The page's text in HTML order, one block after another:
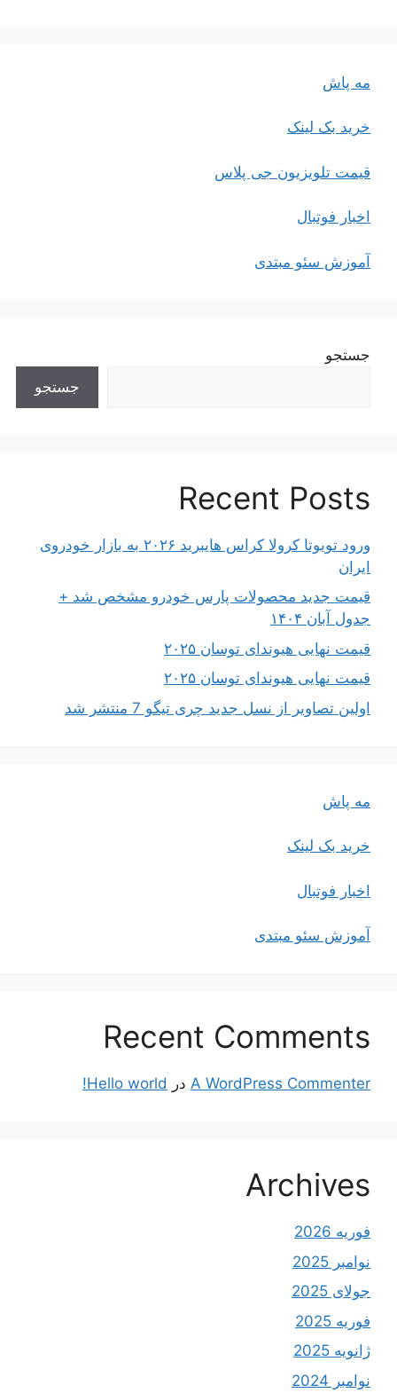
مه پاش
خرید بک لینک
قیمت تلویزیون جی پلاس
اخبار فوتبال
آموزش سئو مبتدی
جستجو
جستجو
Recent Posts
ورود تویوتا کرولا کراس هایبرید ۲۰۲۶ به بازار خودروی
ایران
قیمت جدید محصولات پارس خودرو مشخص شد +
جدول آبان ۱۴۰۴
قیمت نهایی هیوندای توسان ۲۰۲۵
قیمت نهایی هیوندای توسان ۲۰۲۵
اولین تصاویر از نسل جدید چری تیگو 7 منتشر شد
مه پاش
خرید بک لینک
اخبار فوتبال
آموزش سئو مبتدی
Recent Comments
A WordPress CommenterدرHello world!
Archives
فوریه 2026
نوامبر 2025
جولای 2025
فوریه 2025
ژانویه 2025
نوامبر 2024